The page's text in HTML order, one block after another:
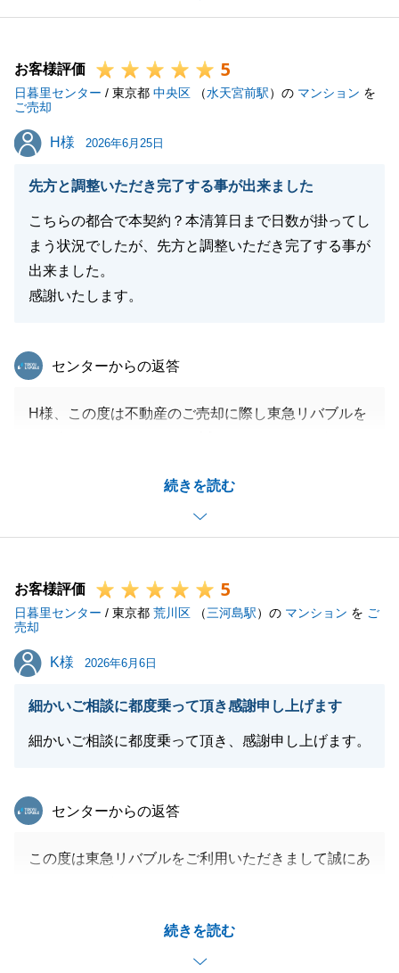
たら、お気兼ねなくお尋ねくださいませ。
閉じる
お客様評価 5
日暮里センター / 東京都 中央区 （水天宮前駅）の マンション を
ご売却
H様
H様 2026年6月25日
先方と調整いただき完了する事が出来ました
こちらの都合で本契約？本清算日まで日数が掛ってし
まう状況でしたが、先方と調整いただき完了する事が
出来ました。
感謝いたします。
続きを読む
東急リバブル
センターからの返答
H様、この度は不動産のご売却に際し東急リバブルを
当初の予定よりも早めに手続きを進められましたの
も、H様のご協力のおかげでございます。
今後も不動産の売買でお役に立てることがございまし
お客様評価 5
日暮里センター / 東京都 荒川区 （三河島駅）の マンション を ご
売却
K様
K様 2026年6月6日
細かいご相談に都度乗って頂き感謝申し上げます
細かいご相談に都度乗って頂き、感謝申し上げます。
続きを読む
東急リバブル
センターからの返答
この度は東急リバブルをご利用いただきまして誠にあ
くつかあったなかで、タイミングもよくご条件に沿っ
た買主様が見つかり私も安心しております。